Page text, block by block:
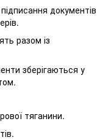
документів
разом із
зберігаються у
тяганини.